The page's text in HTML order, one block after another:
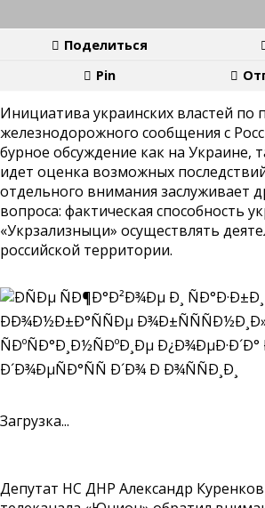
Поделиться
Pin
Инициатива украинских властей
железнодорожного сообщения с
бурное обсуждение как на Украине,
идет оценка возможных
отдельного внимания заслуживает
вопроса: фактическая способность
«Укрзализныци» осуществлять
российской территории.
Загрузка...
Депутат НС ДНР Александр